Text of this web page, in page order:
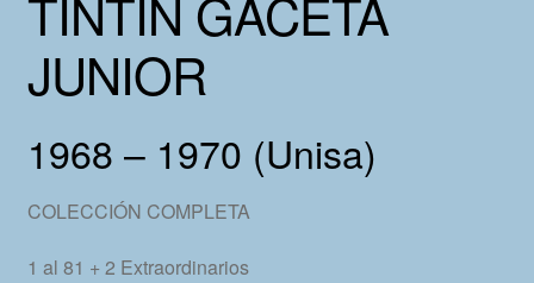
JUNIOR
1968 – 1970 (Unisa)
COLECCIÓN COMPLETA
1 al 81 + 2 Extraordinarios